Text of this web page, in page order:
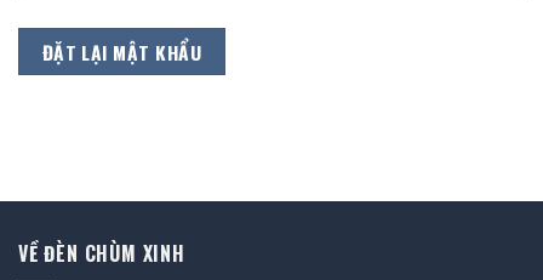
ĐẶT LẠI MẬT KHẨU
VỀ ĐÈN CHÙM XINH